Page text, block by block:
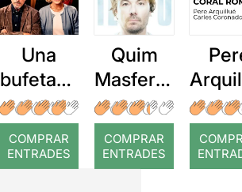
Una
bufetada
a temps
COMPRAR
ENTRADES
Quim
Masferre
r: Temps
COMPRAR
ENTRADES
: